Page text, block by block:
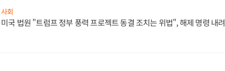
사회
미국 법원 "트럼프 정부 풍력 프로젝트 동결 조치는 위법", 해제 명령 내려